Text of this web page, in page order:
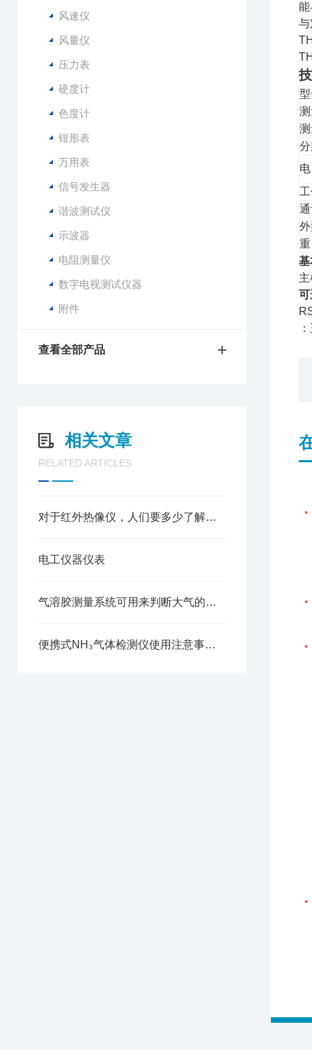
风速仪
风量仪
压力表
硬度计
色度计
钳形表
万用表
信号发生器
谐波测试仪
示波器
电阻测量仪
数字电视测试仪器
附件
查看全部产品
相关文章
RELATED ARTICLES
对于红外热像仪，人们要多少了解一些
电工仪器仪表
气溶胶测量系统可用来判断大气的污染程度
便携式NH₃气体检测仪使用注意事项全解析
能
与
电
重
基
可